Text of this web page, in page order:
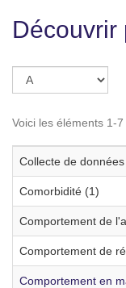
Découvrir
Voici les éléments 1-7
Collecte de
Comorbidité (1)
Comportement de
Comportement de
Comportement en